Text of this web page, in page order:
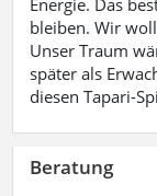
bleiben. Wir
Unser Traum
später als
diesen Tapari-
Beratung